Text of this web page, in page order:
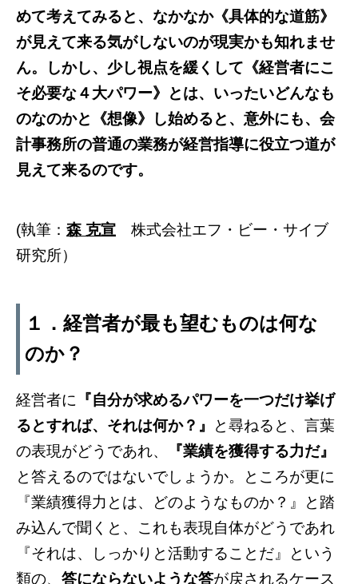
めて考えてみると、なかなか《具体的な道筋》
が見えて来る気がしないのが現実かも知れませ
ん。しかし、少し視点を緩くして《経営者にこ
そ必要な４大パワー》とは、いったいどんなも
のなのかと《想像》し始めると、意外にも、会
計事務所の普通の業務が経営指導に役立つ道が
見えて来るのです。
(執筆： 森 克宣 株式会社エフ・ビー・サイブ
研究所）
１．経営者が最も望むものは何な
のか？
経営者に 『自分が求めるパワーを一つだけ挙げ
るとすれば、それは何か？』
と尋ねると、言葉
の表現がどうであれ、
『業績を獲得する力だ』
と答えるのではないでしょうか。ところが更に
『業績獲得力とは、どのようなものか？』と踏
み込んで聞くと、これも表現自体がどうであれ
『それは、しっかりと活動することだ』という
類の、 答にならないような答が戻されるケース